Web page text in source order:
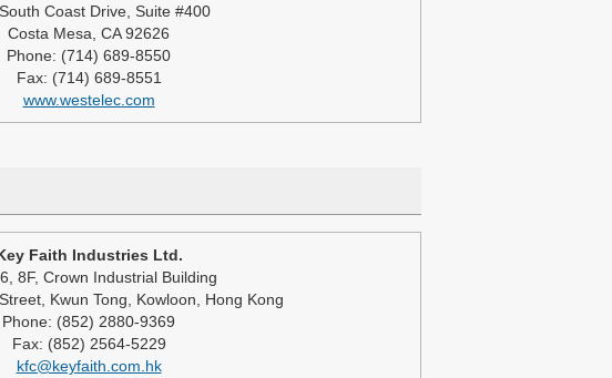
Coast Drive, Suite #400
Costa Mesa, CA 92626
Phone: (714) 689-8550
Fax: (714) 689-8551
www.westelec.com
Faith Industries Ltd.
8F, Crown Industrial Building
Kwun Tong, Kowloon, Hong Kong
Phone: (852) 2880-9369
Fax: (852) 2564-5229
kfc@keyfaith.com.hk